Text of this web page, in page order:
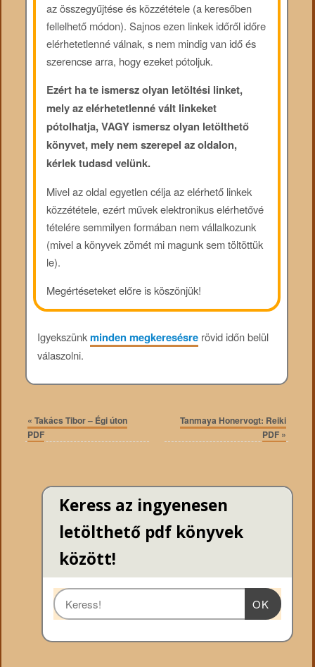
az összegyűjtése és közzététele (a keresőben
fellelhető módon). Sajnos ezen linkek időről időre
elérhetetlenné válnak, s nem mindig van idő és
szerencse arra, hogy ezeket pótoljuk.
Ezért ha te ismersz olyan letöltési linket,
mely az elérhetetlenné vált linkeket
pótolhatja, VAGY ismersz olyan letölthető
könyvet, mely nem szerepel az oldalon,
kérlek tudasd velünk.
Mivel az oldal egyetlen célja az elérhető linkek
közzététele, ezért művek elektronikus elérhetővé
tételére semmilyen formában nem vállalkozunk
(mivel a könyvek zömét mi magunk sem töltöttük
le).
Megértéseteket előre is köszönjük!
Igyekszünkminden megkeresésrerövid időn belül
válaszolni.
« Takács Tibor – Égi úton
PDF
Tanmaya Honervogt: Reiki
PDF »
Keress az ingyenesen
letölthető pdf könyvek
között!
OK